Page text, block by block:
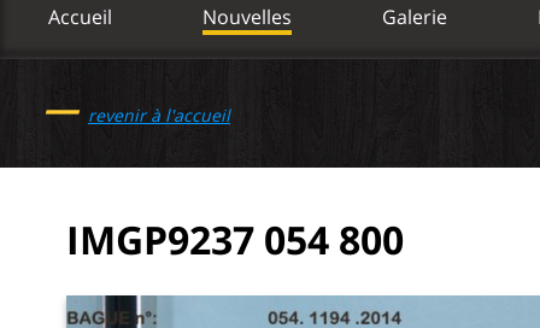
Accueil Nouvelles Galerie
— revenir à l'accueil
IMGP9237 054 800